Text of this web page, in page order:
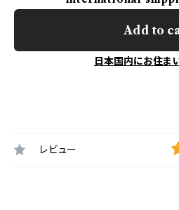
Add to
日本国内にお住ま
レビュー